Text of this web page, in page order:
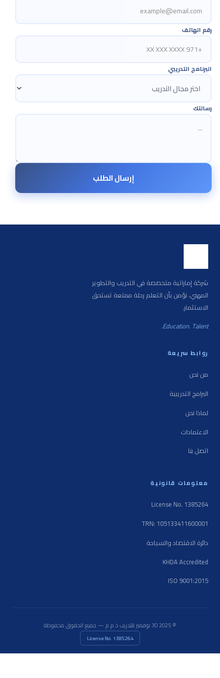
رقم الهاتف
البرنامج التدريبي
رسالتك
إرسال الطلب
شركة إماراتية متخصصة في التدريب والتطوير
المهني، نؤمن بأن التعلم رحلة ممتعة تستحق
الاستثمار.
Education. Talent.
روابط سريعة
من نحن
البرامج التدريبية
لماذا نحن
الاعتمادات
اتصل بنا
معلومات قانونية
License No. 1385264
TRN: 105133411600001
دائرة الاقتصاد والسياحة
KHDA Accredited
ISO 9001:2015
© 2025 30 نوفمبر للتدريب ذ.م.م — جميع الحقوق محفوظة
License No. 1385264